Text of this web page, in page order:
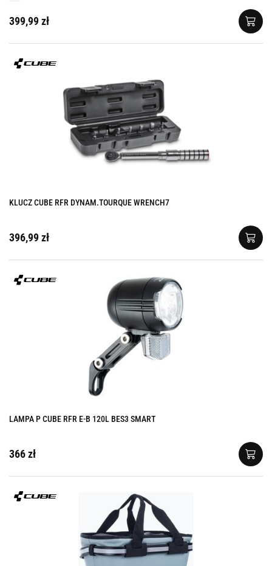
399,99 zł
KLUCZ CUBE RFR DYNAM.TOURQUE WRENCH7
396,99 zł
LAMPA P CUBE RFR E-B 120L BES3 SMART
366 zł